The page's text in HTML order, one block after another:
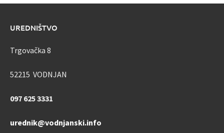
UREDNIŠTVO
Trgovačka 8
52215 VODNJAN
097 625 3331
urednik@vodnjanski.info